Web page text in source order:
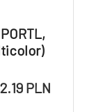
PLN